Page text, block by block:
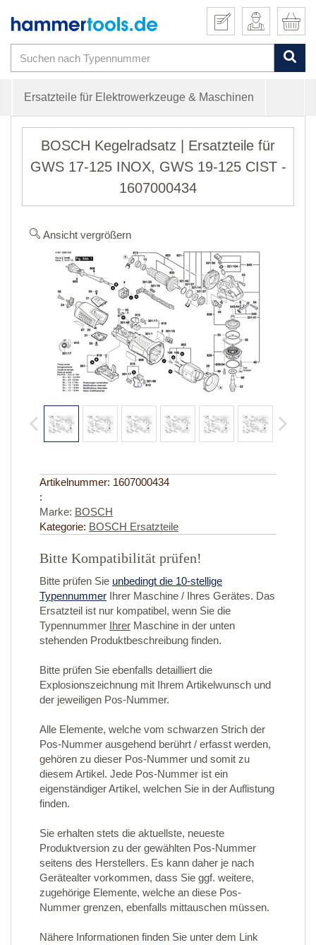
Ersatzteile für Elektrowerkzeuge & Maschinen
BOSCH Kegelradsatz | Ersatzteile für
GWS 17-125 INOX, GWS 19-125 CIST -
1607000434
Ansicht vergrößern
Artikelnummer: 1607000434
:
Marke: BOSCH
Kategorie: BOSCH Ersatzteile
Bitte Kompatibilität prüfen!
Bitte prüfen Sie unbedingt die 10-stellige
Typennummer Ihrer Maschine / Ihres Gerätes. Das
Ersatzteil ist nur kompatibel, wenn Sie die
Typennummer Ihrer Maschine in der unten
stehenden Produktbeschreibung finden.
Bitte prüfen Sie ebenfalls detailliert die
Explosionszeichnung mit Ihrem Artikelwunsch und
der jeweiligen Pos-Nummer.
Alle Elemente, welche vom schwarzen Strich der
Pos-Nummer ausgehend berührt / erfasst werden,
gehören zu dieser Pos-Nummer und somit zu
diesem Artikel. Jede Pos-Nummer ist ein
eigenständiger Artikel, welchen Sie in der Auflistung
finden.
Sie erhalten stets die aktuellste, neueste
Produktversion zu der gewählten Pos-Nummer
seitens des Herstellers. Es kann daher je nach
Gerätealter vorkommen, dass Sie ggf. weitere,
zugehörige Elemente, welche an diese Pos-
Nummer grenzen, ebenfalls mittauschen müssen.
Nähere Informationen finden Sie unter dem Link